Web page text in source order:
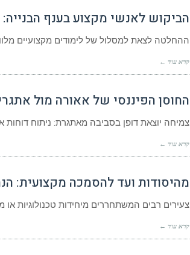
הביקוש לאנשי מקצוע בענף הבנייה:
ההחלטה לצאת למסלול של לימודים מקצועיים
קרא עוד ←
החוסן הפיננסי של אאורה מול
צמיחה יוצאת דופן בסביבה מאתגרת: ניתוח
קרא עוד ←
מהיסודות ועד להסמכה מקצועית:
צעירים רבים המשתחררים מיחידות
קרא עוד ←